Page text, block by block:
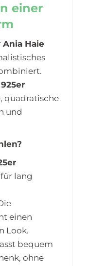
einer
Ania Haie
quadratische
und
lang
einen
Look.
bequem
ohne